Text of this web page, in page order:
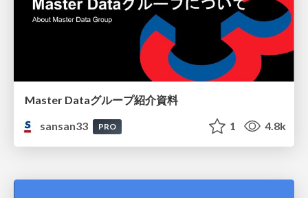
Master Dataグループ紹介資料
sansan33
PRO 1 4.8k